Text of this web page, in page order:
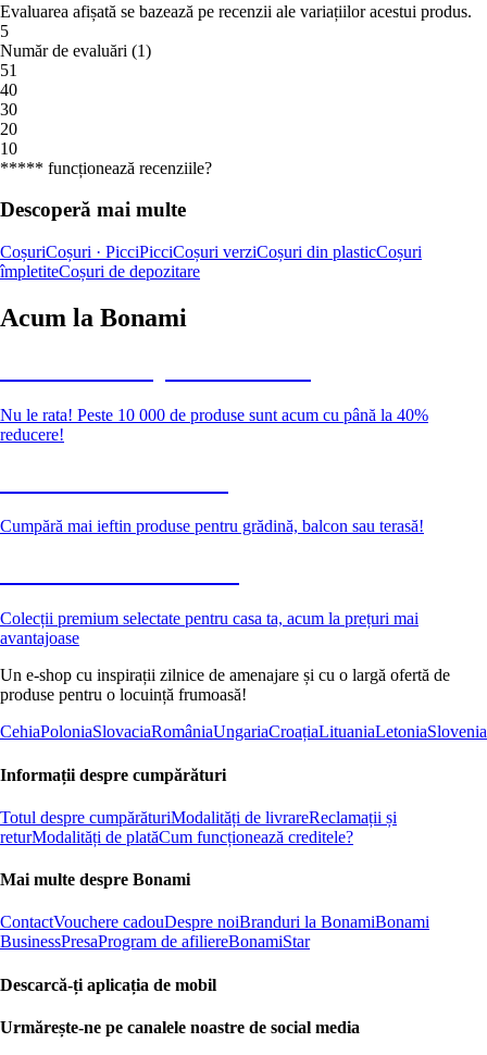
Evaluarea afișată se bazează pe recenzii ale variațiilor acestui produs.
5
Număr de evaluări (1)
51
40
30
20
10
***** funcționează recenziile?
Descoperă mai multe
CoșuriCoșuri · PicciPicciCoșuri verziCoșuri din plasticCoșuri
împletiteCoșuri de depozitare
Acum la Bonami
Nu le rata! Peste 10 000 de produse sunt acum cu până la 40%
reducere!
Cumpără mai ieftin produse pentru grădină, balcon sau terasă!
Colecții premium selectate pentru casa ta, acum la prețuri mai
avantajoase
Un e-shop cu inspirații zilnice de amenajare și cu o largă ofertă de
produse pentru o locuință frumoasă!
CehiaPoloniaSlovaciaRomâniaUngariaCroațiaLituaniaLetoniaSlovenia
Informații despre cumpărături
Totul despre cumpărăturiModalități de livrareReclamații și
returModalități de platăCum funcționează creditele?
Mai multe despre Bonami
ContactVouchere cadouDespre noiBranduri la BonamiBonami
BusinessPresaProgram de afiliereBonamiStar
Descarcă-ți aplicația de mobil
Urmărește-ne pe canalele noastre de social media